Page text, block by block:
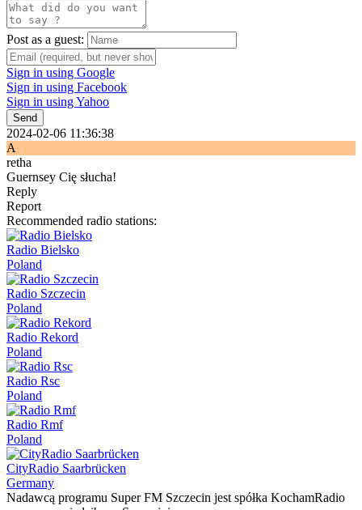
Post as a guest:
Sign in using Google
Sign in using Facebook
Sign in using Yahoo
Send
2024-02-06 11:36:38
A
retha
Guernsey Cię słucha!
Reply
Report
Recommended radio stations:
Radio Bielsko
Poland
Radio Szczecin
Poland
Radio Rekord
Poland
Radio Rsc
Poland
Radio Rmf
Poland
CityRadio Saarbrücken
Germany
Nadawcą programu Super FM Szczecin jest spółka KochamRadio